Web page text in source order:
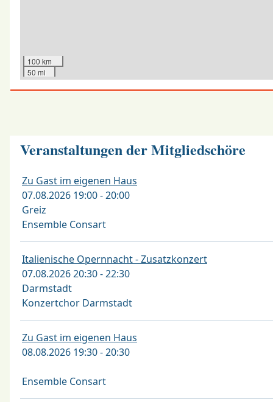
100 km
50 mi
Veranstaltungen der Mitgliedschöre
Zu Gast im eigenen Haus
07.08.2026 19:00 - 20:00
Greiz
Ensemble Consart
Italienische Opernnacht - Zusatzkonzert
07.08.2026 20:30 - 22:30
Darmstadt
Konzertchor Darmstadt
Zu Gast im eigenen Haus
08.08.2026 19:30 - 20:30
Ensemble Consart